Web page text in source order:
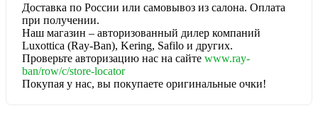
Доставка по России или самовывоз из салона. Оплата
при получении.
Наш магазин – авторизованный дилер компаний
Luxottica (Ray-Ban), Kering, Safilo и других.
Проверьте авторизацию нас на сайте www.ray-
ban/row/c/store-locator
Покупая у нас, вы покупаете оригинальные очки!